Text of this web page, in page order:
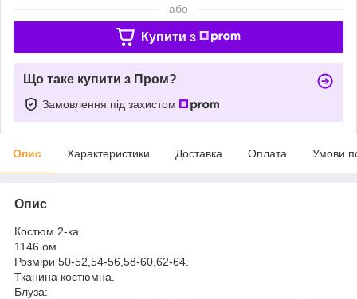
або
Купити з
Що таке купити з Пром?
Замовлення під захистом
Опис Характеристики Доставка Оплата Умови
Опис
Костюм 2-ка.
1146 ом
Розміри 50-52,54-56,58-60,62-64.
Тканина костюмна.
Блуза: